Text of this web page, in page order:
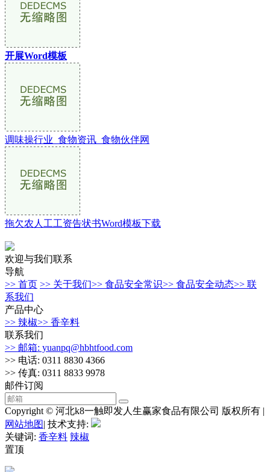
开展Word模板
调味操行业_食物资讯_食物伙伴网
拖欠农人工工资告状书Word模板下载
欢迎与我们联系
导航
>> 首页 >> 关于我们>> 食品安全常识>> 食品安全动态>> 联
系我们
产品中心
>> 辣椒>> 香辛料
联系我们
>> 邮箱: yuanpq@hbhtfood.com
>> 电话: 0311 8830 4366
>> 传真: 0311 8833 9978
邮件订阅
Copyright © 河北k8一触即发人生赢家食品有限公司 版权所有 |
网站地图| 技术支持:
关键词: 香辛料 辣椒
置顶